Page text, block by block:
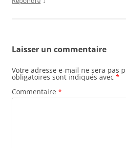
Laisser un commentaire
Votre adresse e-mail ne sera pas
obligatoires sont indiqués avec *
Commentaire *